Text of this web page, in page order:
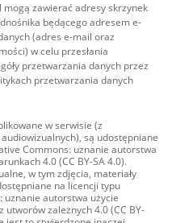
zawierać adresy skrzynek
będącego adresem e-
(adres e-mail oraz
w celu przesłania
przetwarzania danych przez
przetwarzania danych
w serwisie (z
są udostępniane
Commons: uznanie autorstwa
4.0 (CC BY-SA 4.0).
w tym zdjęcia, materiały
na licencji typu
uznanie autorstwa użycie
utworów zależnych 4.0 (CC BY-